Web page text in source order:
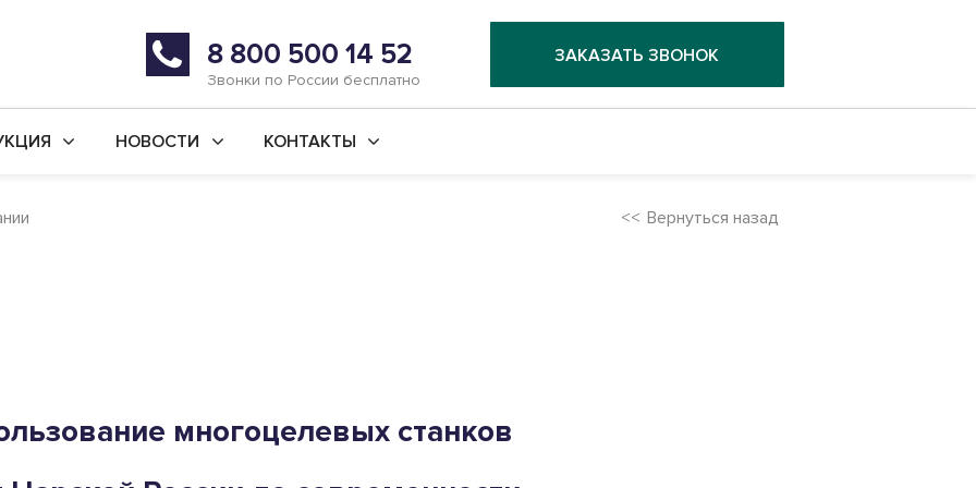
8 800 500 14 52
Звонки по России бесплатно
ЗАКАЗАТЬ ЗВОНОК
НОВОСТИ КОНТАКТЫ
Вернуться назад
многоцелевых станков